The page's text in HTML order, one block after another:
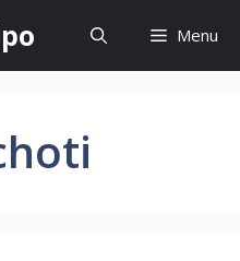
Menu